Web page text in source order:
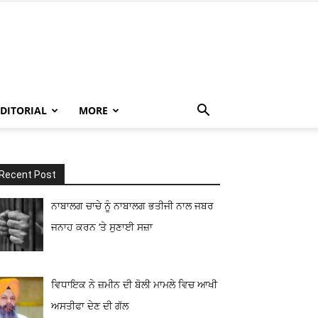
MORE
Recent Post
ਨਾਬਾਲਗ ਚਾਚੇ ਨੂੰ ਨਾਬਾਲਗ ਭਤੀਜੀ ਨਾਲ ਜਬਰ
ਜਨਾਹ ਕਰਨ ‘ਤੇ ਸੁਣਾਈ ਸਜ਼ਾ
ਵਿਧਾਇਕ ਨੇ ਜ਼ਮੀਨ ਦੀ ਬੋਲੀ ਮਾਮਲੇ ਵਿਚ ਆਖੀ
ਅਸਤੀਫਾ ਦੇਣ ਦੀ ਗੱਲ